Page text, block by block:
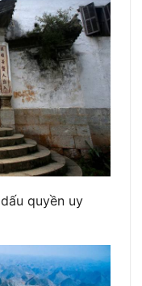
quyền uy